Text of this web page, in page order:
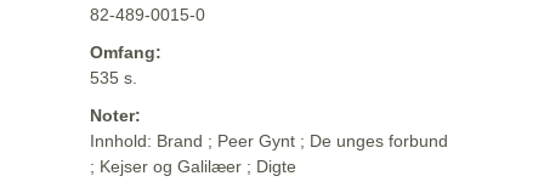
82-489-0015-0
Omfang:
535 s.
Noter:
Innhold: Brand ; Peer Gynt ; De unges forbund
; Kejser og Galilæer ; Digte